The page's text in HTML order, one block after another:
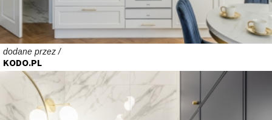
dodane przez /
KODO.PL